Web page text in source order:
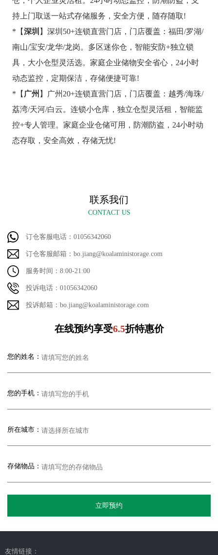
持上门取送一站式存储服务，安全方便，随存随取!
*【深圳 】深圳50+连锁直营门店，门店覆盖：福田/罗湖/
南山/宝安/龙华/龙岗。多区迷你仓，智能安防+独立锁
具，大小仓型灵活选。家庭企业储物安全省心，24小时
动态监控，定期保洁，存储便捷可靠!
*【 广州 】广州20+连锁直营门店，门店覆盖：越秀/海珠/
荔湾/天河/白云。连锁小仓库，独立仓型灵活租，智能监
控+专人管理。家庭企业仓储可用，防潮防盗，24小时动
态存取，安全高效，存储无忧!
联系我们
CONTACT US
订仓客服电话：01056342060
订仓客服邮箱：bo.jiang@koalaministorage.com
服务时间：8:00-21:00
投诉电话：01056342060
投诉邮箱：bo.jiang@koalaministorage.com
在线预约享受6.5折特惠价
您的姓名：
您的手机：
所在城市：
存储物品：
立即预约
友情链接：